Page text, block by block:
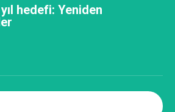
hedefi: Yeniden